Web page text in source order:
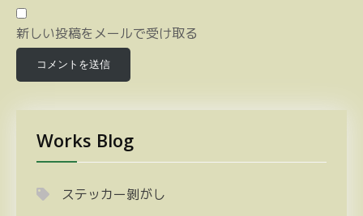
新しい投稿をメールで受け取る
Works Blog
ステッカー剝がし